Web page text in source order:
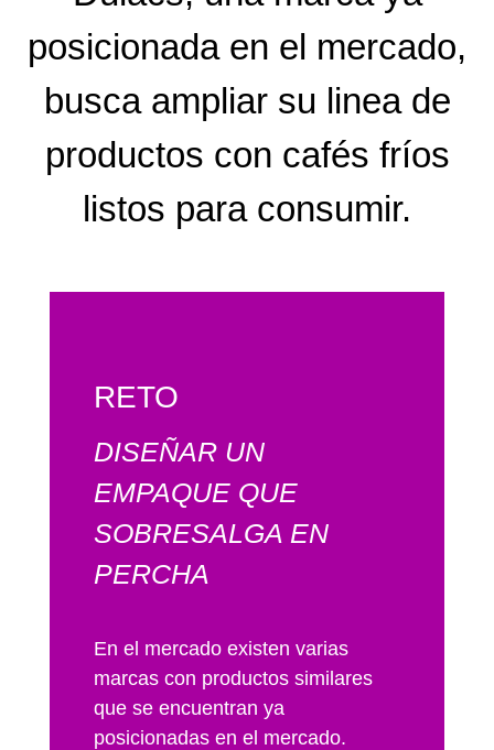
posicionada en el mercado,
busca ampliar su linea de
productos con cafés fríos
listos para consumir.
RETO
DISEÑAR UN
EMPAQUE QUE
SOBRESALGA EN
PERCHA
En el mercado existen varias
marcas con productos similares
que se encuentran ya
posicionadas en el mercado.